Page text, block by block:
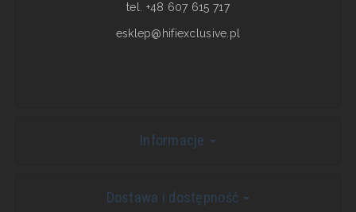
tel. +48 607 615 717
esklep@hifiexclusive.pl
Informacje
Dostawa i dostępność